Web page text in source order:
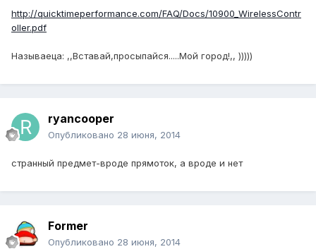
http://quicktimeperformance.com/FAQ/Docs/10900_WirelessContr
oller.pdf
Называеца: ,,Вставай,просыпайся.....Мой город!,, )))))
ryancooper
Опубликовано 28 июня, 2014
странный предмет-вроде прямоток, а вроде и нет
Former
Опубликовано 28 июня, 2014